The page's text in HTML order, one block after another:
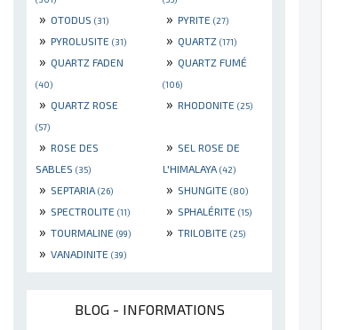
» OTODUS (31) » PYRITE (27)
» PYROLUSITE (31) » QUARTZ (171)
» QUARTZ FADEN
(40)
» QUARTZ FUMÉ
(106)
» QUARTZ ROSE
(57)
» RHODONITE (25)
» ROSE DES
SABLES (35)
» SEL ROSE DE
L'HIMALAYA (42)
» SEPTARIA (26) » SHUNGITE (80)
» SPECTROLITE (11) » SPHALÉRITE (15)
» TOURMALINE (99) » TRILOBITE (25)
» VANADINITE (39)
BLOG - INFORMATIONS